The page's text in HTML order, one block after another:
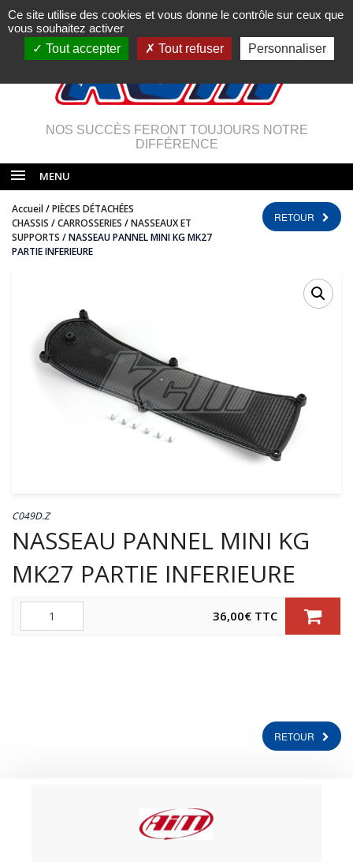
NOS SUCCÈS FERONT TOUJOURS NOTRE
DIFFÉRENCE
MENU
Accueil/PIÈCES DÉTACHÉES
CHASSIS /CARROSSERIES /NASSEAUX ET
SUPPORTS / NASSEAU PANNEL MINI KG MK27
PARTIE INFERIEURE
RETOUR
C049D.Z
NASSEAU PANNEL MINI KG
MK27 PARTIE INFERIEURE
36,00€ TTC
RETOUR
Ce site utilise des cookies et vous donne le contrôle sur ceux que
vous souhaitez activer
Tout accepter
Tout refuser Personnaliser